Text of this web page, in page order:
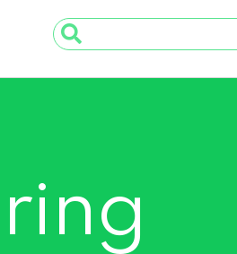
Search
...